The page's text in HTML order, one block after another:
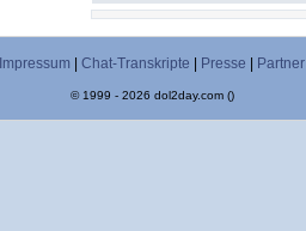
Impressum Chat-Transkripte Presse Partner
© 1999 - 2026 dol2day.com ()